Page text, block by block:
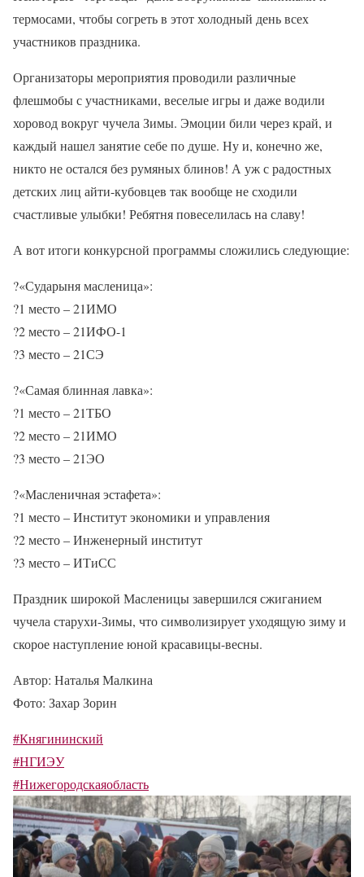
термосами, чтобы согреть в этот холодный день всех
участников праздника.
Организаторы мероприятия проводили различные
флешмобы с участниками, веселые игры и даже водили
хоровод вокруг чучела Зимы. Эмоции били через край, и
каждый нашел занятие себе по душе. Ну и, конечно же,
никто не остался без румяных блинов! А уж с радостных
детских лиц айти-кубовцев так вообще не сходили
счастливые улыбки! Ребятня повеселилась на славу!
А вот итоги конкурсной программы сложились следующие:
?«Сударыня масленица»:
?1 место – 21ИМО
?2 место – 21ИФО-1
?3 место – 21СЭ
?«Самая блинная лавка»:
?1 место – 21ТБО
?2 место – 21ИМО
?3 место – 21ЭО
?«Масленичная эстафета»:
?1 место – Институт экономики и управления
?2 место – Инженерный институт
?3 место – ИТиСС
Праздник широкой Масленицы завершился сжиганием
чучела старухи-Зимы, что символизирует уходящую зиму и
скорое наступление юной красавицы-весны.
Автор: Наталья Малкина
Фото: Захар Зорин
#Княгининский
#НГИЭУ
#Нижегородскаяобласть